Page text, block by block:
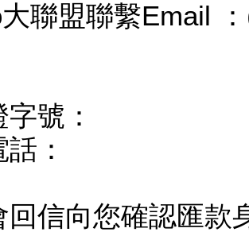
聯盟聯繫Email
號：
：
回信向您確認匯款